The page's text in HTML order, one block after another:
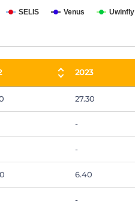
SELIS Venus Uwinfly
2023
2023
27.30
-
-
6.40
-